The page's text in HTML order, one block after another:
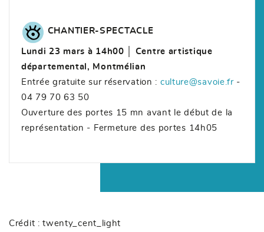
CHANTIER-SPECTACLE
Lundi 23 mars à 14h00 │ Centre artistique
départemental, Montmélian
Entrée gratuite sur réservation : culture@savoie.fr-
04 79 70 63 50
Ouverture des portes 15 mn avant le début de la
représentation - Fermeture des portes 14h05
Crédit : twenty_cent_light